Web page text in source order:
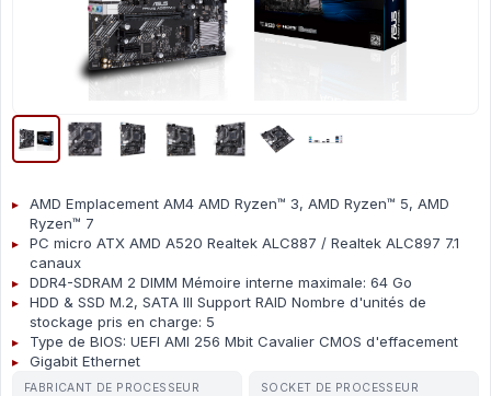
AMD Emplacement AM4 AMD Ryzen™ 3, AMD Ryzen™ 5, AMD
Ryzen™ 7
PC micro ATX AMD A520 Realtek ALC887 / Realtek ALC897 7.1
canaux
DDR4-SDRAM 2 DIMM Mémoire interne maximale: 64 Go
HDD & SSD M.2, SATA III Support RAID Nombre d'unités de
stockage pris en charge: 5
Type de BIOS: UEFI AMI 256 Mbit Cavalier CMOS d'effacement
Gigabit Ethernet
FABRICANT DE PROCESSEUR
SOCKET DE PROCESSEUR